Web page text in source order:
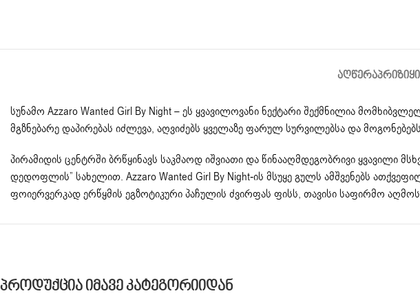
ᲐᲦᲬᲔᲠᲐᲞᲠᲘᲖᲘ
სუნამო Azzaro Wanted Girl By Night – ეს ყვავილოვანი ნექტარი შექმნილია
მგზნებარე დაპირებას იძლევა, აღვიძებს ყველაზე ფარულ სურვილებსა და
პირამიდის ცენტრში ბრწყინავს საკმაოდ იშვიათი და წინააღმდეგობრივი ყვავილი
დედოფლის” სახელით. Azzaro Wanted Girl By Night-ის მსუყე გულს ამშვენებს
ფოიერვერკად ერწყმის ეგზოტიკური პაჩულის ძვირფას ფისს, თავისი საფირმო
Პროდუქცია Იმავე Კატეგორიიდან